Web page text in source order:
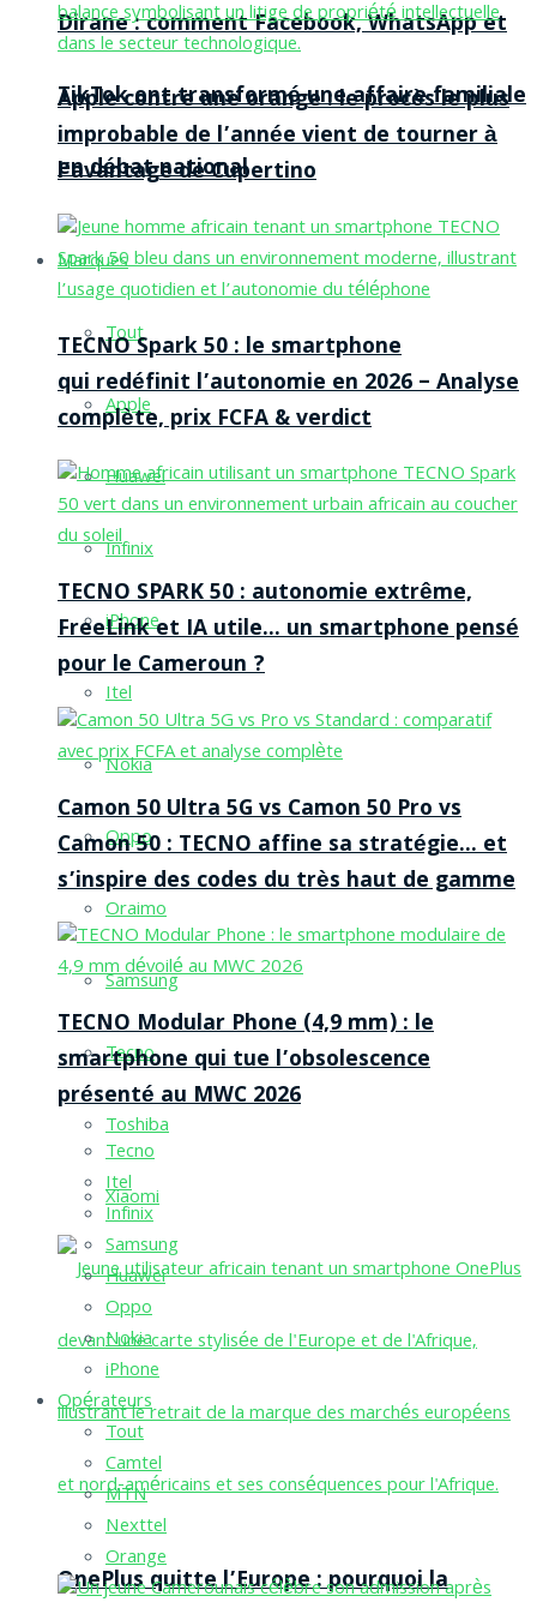
Dirane : comment Facebook, WhatsApp et
TikTok ont transformé une affaire familiale
en débat national
Marques
Tout
Apple
Huawei
Infinix
iPhone
Itel
Nokia
Oppo
Oraimo
Samsung
Tecno
Toshiba
Xiaomi
OnePlus quitte l’Europe : pourquoi la
Apple contre une orange : le procès le plus
improbable de l’année vient de tourner à
l’avantage de Cupertino
TECNO Spark 50 : le smartphone
qui redéfinit l’autonomie en 2026 – Analyse
complète, prix FCFA & verdict
TECNO SPARK 50 : autonomie extrême,
FreeLink et IA utile… un smartphone pensé
pour le Cameroun ?
Camon 50 Ultra 5G vs Camon 50 Pro vs
Camon 50 : TECNO affine sa stratégie… et
s’inspire des codes du très haut de gamme
TECNO Modular Phone (4,9 mm) : le
smartphone qui tue l’obsolescence
présenté au MWC 2026
Tecno
Itel
Infinix
Samsung
Huawei
Oppo
Nokia
iPhone
Opérateurs
Tout
Camtel
MTN
Nexttel
Orange